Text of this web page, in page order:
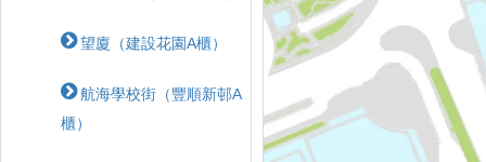
望廈（建設花園A櫃）
航海學校街（豐順新邨A
櫃）